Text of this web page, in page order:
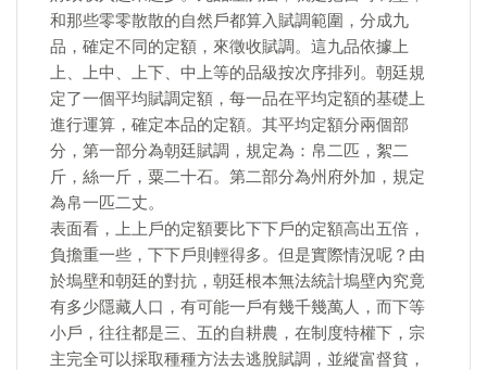
和那些零零散散的自然戶都算入賦調範圍，分成九
品，確定不同的定額，來徵收賦調。這九品依據上
上、上中、上下、中上等的品級按次序排列。朝廷規
定了一個平均賦調定額，每一品在平均定額的基礎上
進行運算，確定本品的定額。其平均定額分兩個部
分，第一部分為朝廷賦調，規定為：帛二匹，絮二
斤，絲一斤，粟二十石。第二部分為州府外加，規定
為帛一匹二丈。
表面看，上上戶的定額要比下下戶的定額高出五倍，
負擔重一些，下下戶則輕得多。但是實際情況呢？由
於塢壁和朝廷的對抗，朝廷根本無法統計塢壁內究竟
有多少隱藏人口，有可能一戶有幾千幾萬人，而下等
小戶，往往都是三、五的自耕農，在制度特權下，宗
主完全可以採取種種方法去逃脫賦調，並縱富督貧，